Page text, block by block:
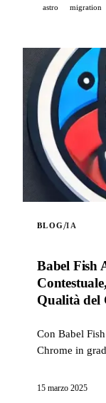
astro migration
BLOG/IA
Babel Fish
Qualità del
Con Babel
Chrome in
15 marzo 2025